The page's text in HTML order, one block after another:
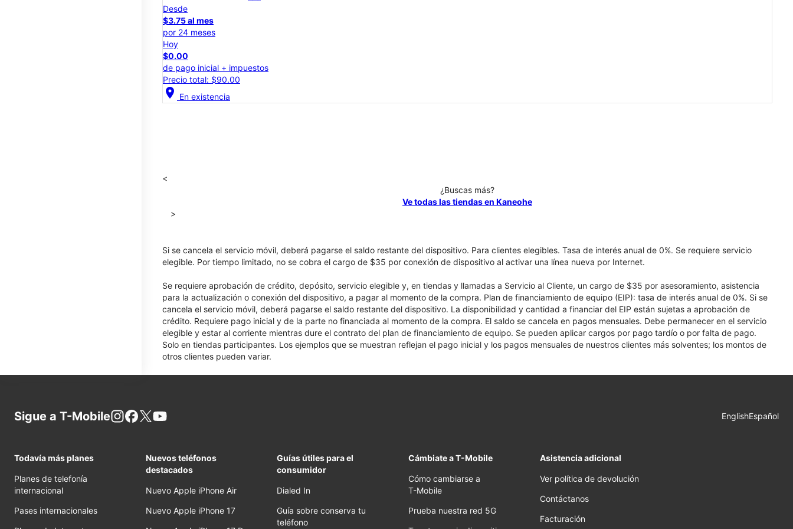
Desde
$3.75 al mes
por 24 meses
Hoy
$0.00
de pago inicial + impuestos
Precio total: $90.00
location_on En existencia
<
¿Buscas más?
Ve todas las tiendas en Kaneohe
>
Si se cancela el servicio móvil, deberá pagarse el saldo restante del dispositivo. Para clientes elegibles. Tasa de interés anual de 0%. Se requiere servicio
elegible. Por tiempo limitado, no se cobra el cargo de $35 por conexión de dispositivo al activar una línea nueva por Internet.
Se requiere aprobación de crédito, depósito, servicio elegible y, en tiendas y llamadas a Servicio al Cliente, un cargo de $35 por asesoramiento, asistencia
para la actualización o conexión del dispositivo, a pagar al momento de la compra. Plan de financiamiento de equipo (EIP): tasa de interés anual de 0%. Si se
cancela el servicio móvil, deberá pagarse el saldo restante del dispositivo. La disponibilidad y cantidad a financiar del EIP están sujetas a aprobación de
crédito. Requiere pago inicial y de la parte no financiada al momento de la compra. El saldo se cancela en pagos mensuales. Debe permanecer en el servicio
elegible y estar al corriente mientras dure el contrato del plan de financiamiento de equipo. Se pueden aplicar cargos por pago tardío o por falta de pago.
Solo en tiendas participantes. Los ejemplos que se muestran reflejan el pago inicial y los pagos mensuales de nuestros clientes más solventes; los montos de
otros clientes pueden variar.